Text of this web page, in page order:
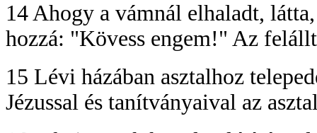
14 Ahogy a vámnál elhaladt,
hozzá: "Kövess engem!" Az
15 Lévi házában asztalhoz
Jézussal és tanítványaival az